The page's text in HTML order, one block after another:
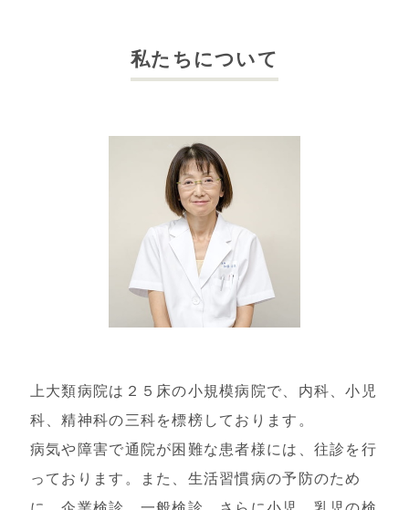
私たちについて
上大類病院は２５床の小規模病院で、内科、小児
科、精神科の三科を標榜しております。
病気や障害で通院が困難な患者様には、往診を行
っております。また、生活習慣病の予防のため